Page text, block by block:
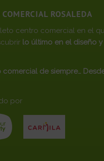
COMERCIAL ROSALEDA
centro comercial en el
lo último en el diseño
comercial de siempre…
por